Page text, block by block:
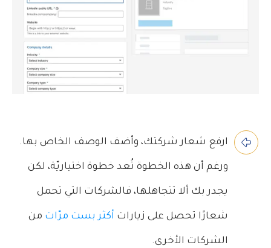
ارفع شعار شركتك، وأضف الوصف الخاص بها.
ورغم أن هذه الخطوة تُعد خطوة اختياريّة، لكن
يجدر بك ألا تتجاهلها، فالشركات التي تحمل
شعارًا تحصل على زيارات أكثر بست مرّات من
الشركات الأخرى.